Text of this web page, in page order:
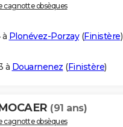
cagnotte obsèques
à Plonévez-Porzay(Finistère)
à Douarnenez (Finistère)
(91 ans)
cagnotte obsèques